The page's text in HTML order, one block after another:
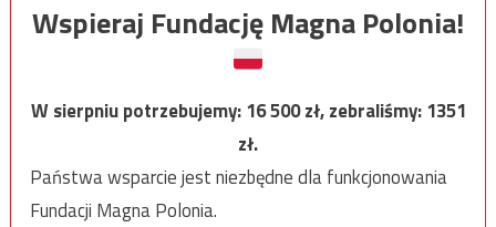
Wspieraj Fundację Magna Polonia!
W sierpniu potrzebujemy:16 500zł, zebraliśmy:1351
zł.
Państwa wsparcie jest niezbędne dla funkcjonowania
Fundacji Magna Polonia.